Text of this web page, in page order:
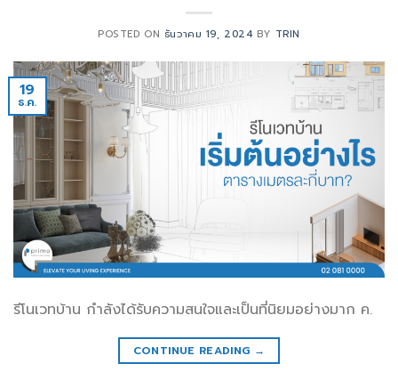
POSTED ON ธันวาคม 19, 2024 BY TRIN
19
ธ.ค.
รีโนเวทบ้าน กำลังได้รับความสนใจและเป็นที่นิยมอย่างมาก ค.
CONTINUE READING →